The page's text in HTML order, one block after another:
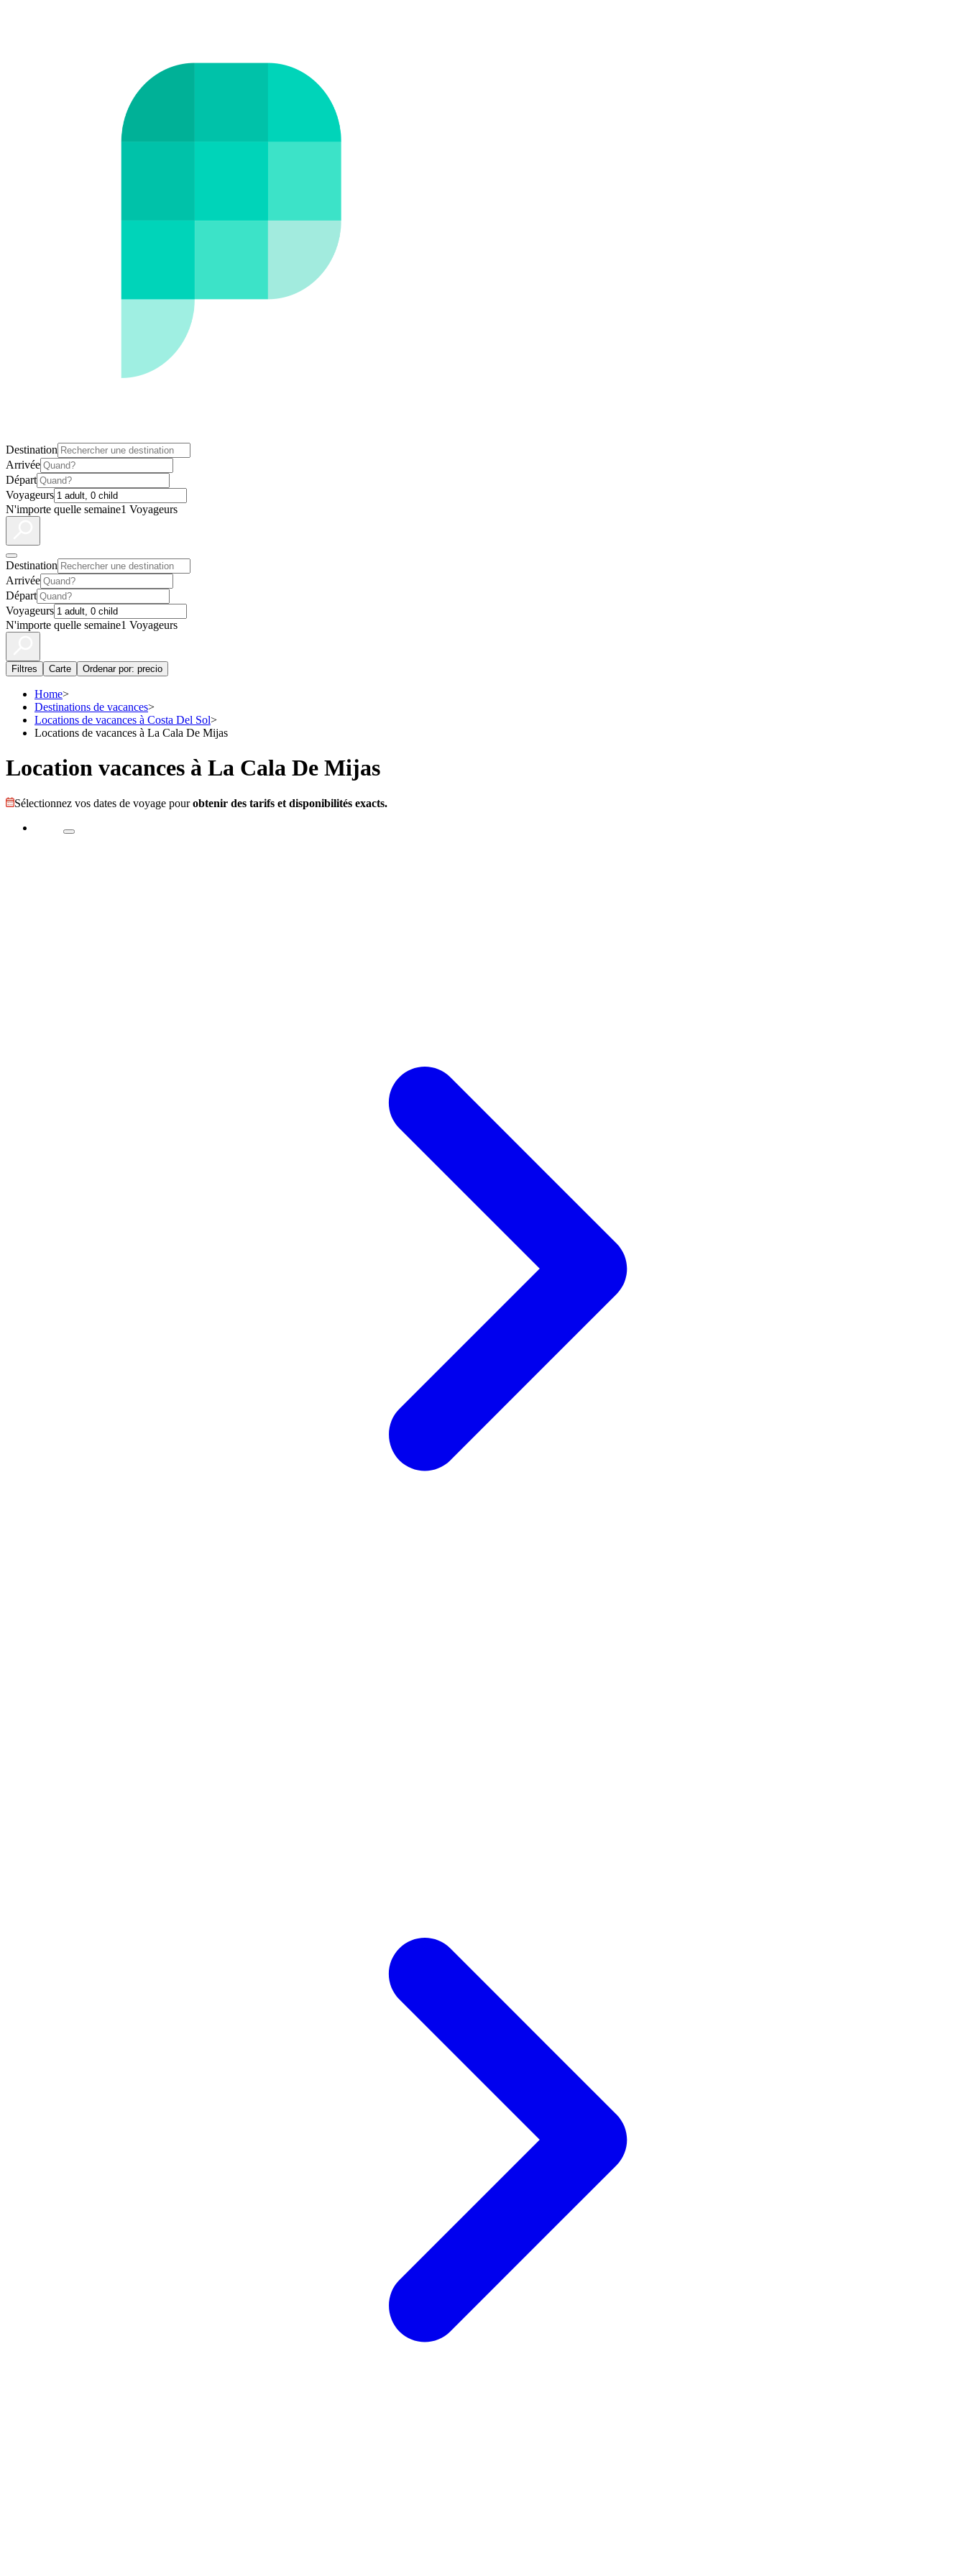
Destination
Arrivée
Départ
Voyageurs
N'importe quelle semaine1 Voyageurs
Destination
Arrivée
Départ
Voyageurs
N'importe quelle semaine1 Voyageurs
Filtres Carte Ordenar por: precio
Home>
Destinations de vacances>
Locations de vacances à Costa Del Sol>
Locations de vacances à La Cala De Mijas
Location vacances à La Cala De Mijas
Sélectionnez vos dates de voyage pourobtenir des tarifs et disponibilités exacts.